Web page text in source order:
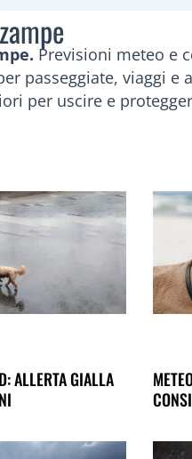
Previsioni meteo e
passeggiate, viaggi e
per uscire e
ALLERTA GIALLA